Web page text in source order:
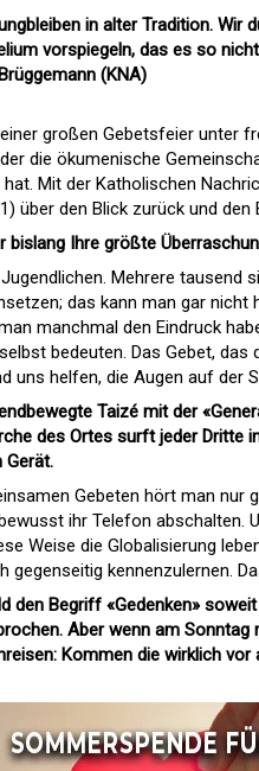
in alter Tradition. Wir
vorspiegeln, das es so
(KNA)
großen Gebetsfeier unter
die ökumenische
Mit der Katholischen
über den Blick zurück und den
bislang Ihre größte
Mehrere tausend
das kann man gar nicht
manchmal den Eindruck
bedeuten. Das Gebet,
uns helfen, die Augen auf der
Taizé mit der
des Ortes surft jeder Dritte
Gebeten hört man nur
ihr Telefon abschalten.
Weise die Globalisierung
gegenseitig kennenzulernen.
den Begriff «Gedenken»
Aber wenn am
Kommen die wirklich